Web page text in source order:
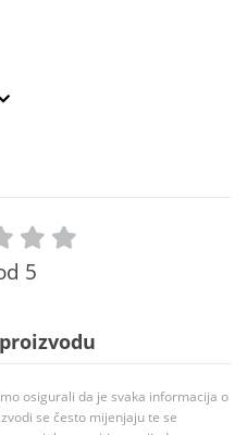
5
osigurali da je svaka informacija o
se često mijenjaju te se